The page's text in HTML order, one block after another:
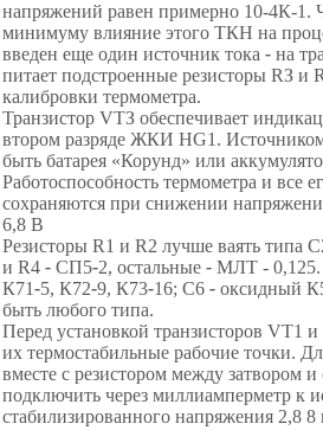
напряжений равен примерно 10-4К-1 .
минимуму влияние этого ТКН на
введен еще один источник тока - на
питает подстроенные резисторы RЗ и
калибровки термометра.
Транзистор VТЗ обеспечивает
втором разряде ЖКИ НG1.
быть батарея «Корунд» или
Работоспособность термометра и все
сохраняются при снижении
6,8 В
Резисторы R1 и R2 лучше ваять типа
и R4 - СП5-2, остальные - МЛТ - 0,125
К71-5, К72-9, К73-16; С6 - оксидный
быть любого типа.
Перед установкой транзисторов VT1
их термостабильные рабочие точки.
вместе с резистором между затвором
подключить через миллиамперметр к
стабилизированного напряжения 2,8 8